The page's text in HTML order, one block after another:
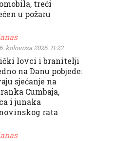
treći
u požaru
6. kolovoza 2026. 11:22
lovci i branitelji
na Danu pobjede:
sjećanje na
Cumbaja,
i junaka
rata